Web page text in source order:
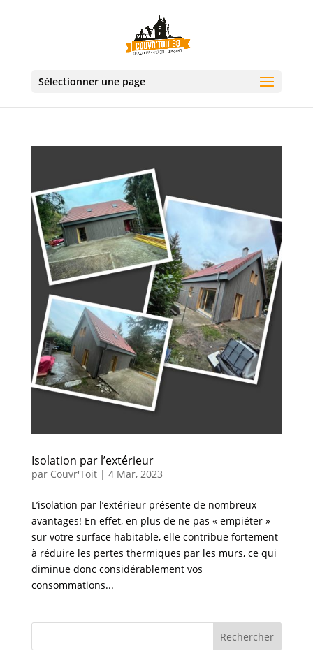
Sélectionner une page
Isolation par l’extérieur
par Couvr'Toit| 4 Mar, 2023
L’isolation par l’extérieur présente de nombreux
avantages! En effet, en plus de ne pas « empiéter »
sur votre surface habitable, elle contribue fortement
à réduire les pertes thermiques par les murs, ce qui
diminue donc considérablement vos
consommations...
Rechercher